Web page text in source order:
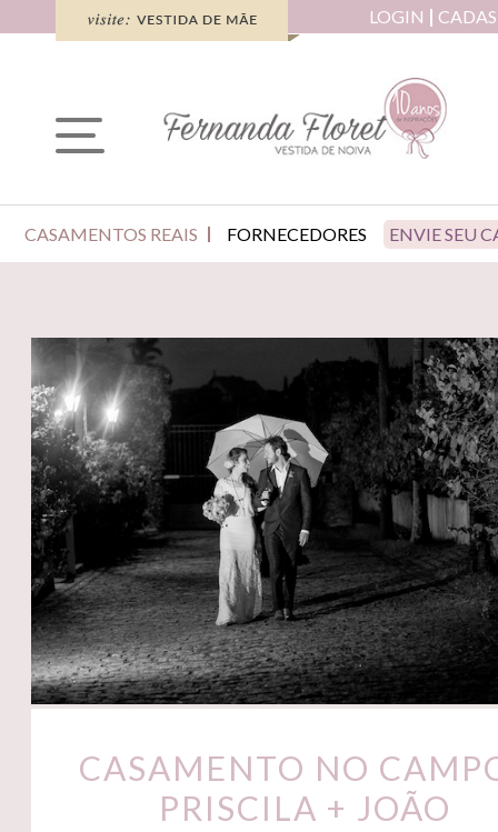
LOGIN
CASAMENTOS REAIS FORNECEDORES ENVIE SEU
CASAMENTO NO
PRISCILA + JOÃO